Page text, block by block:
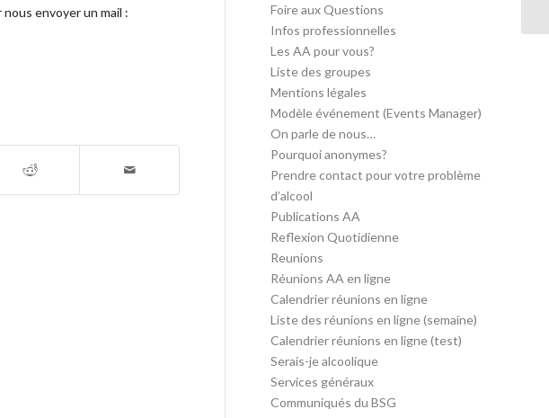
envoyer un mail :
Foire aux Questions
Infos professionnelles
Les AA pour vous?
Liste des groupes
Mentions légales
Modèle événement (Events Manager)
On parle de nous…
Pourquoi anonymes?
Prendre contact pour votre problème
d’alcool
Publications AA
Reflexion Quotidienne
Reunions
Réunions AA en ligne
Calendrier réunions en ligne
Liste des réunions en ligne (semaine)
Calendrier réunions en ligne (test)
Serais-je alcoolique
Services généraux
Communiqués du BSG